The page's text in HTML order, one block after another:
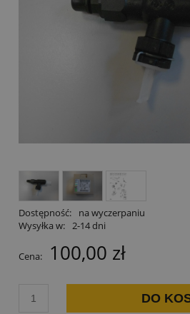
Dostępność:
na wyczerpaniu
Wysyłka w: 2-14 dni
Cena: 100,00 zł
DO